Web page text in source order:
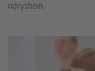
ndryshëm.